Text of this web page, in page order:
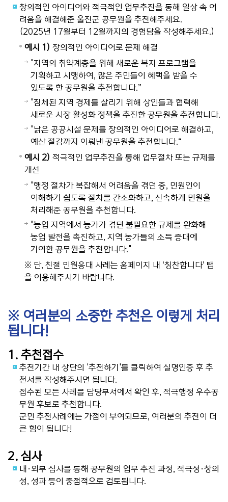
창의적인 아이디어와 적극적인 업무추진을 통해 일상 속 어
려움을 해결해준 울진군 공무원을 추천해주세요.
(2025년 17월부터 12월까지의 경험담을 작성해주세요.)
예시 1) 창의적인 아이디어로 문제 해결
"지역의 취약계층을 위해 새로운 복지 프로그램을
기획하고 시행하여, 많은 주민들이 혜택을 받을 수
있도록 한 공무원을 추천합니다.”
"침체된 지역 경제를 살리기 위해 상인들과 협력해
새로운 시장 활성화 정책을 추진한 공무원을 추천합니다.
"낡은 공공시설 문제를 창의적인 아이디어로 해결하고,
예산 절감까지 이뤄낸 공무원을 추천합니다.“
예시 2) 적극적인 업무추진을 통해 업무절차 또는 규제를
개선
"행정 절차가 복잡해서 어려움을 겪던 중, 민원인이
이해하기 쉽도록 절차를 간소화하고, 신속하게 민원을
처리해준 공무원을 추천합니다.
"농업 지역에서 농가가 겪던 불필요한 규제를 완화해
농업 발전을 촉진하고, 지역 농가들의 소득 증대에
기여한 공무원을 추천합니다."
※ 단, 친절 민원응대 사례는 홈페이지 내 ‘칭찬합니다’ 탭
을 이용해주시기 바랍니다.
※ 여러분의 소중한 추천은 이렇게 처리
됩니다!
1. 추천접수
추천기간 내 상단의 '추천하기'를 클릭하여 실명인증 후 추
천서를 작성해주시면 됩니다.
접수된 모든 사례를 담당부서에서 확인 후, 적극행정 우수공
무원 후보로 추천합니다.
군민 추천사례에는 가점이 부여되므로, 여러분의 추천이 더
큰 힘이 됩니다!
2. 심사
내·외부 심사를 통해 공무원의 업무 추진 과정, 적극성·창의
성, 성과 등이 중점적으로 검토됩니다.